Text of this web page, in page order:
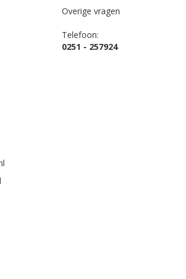
Overige vragen
Telefoon:
0251 - 257924